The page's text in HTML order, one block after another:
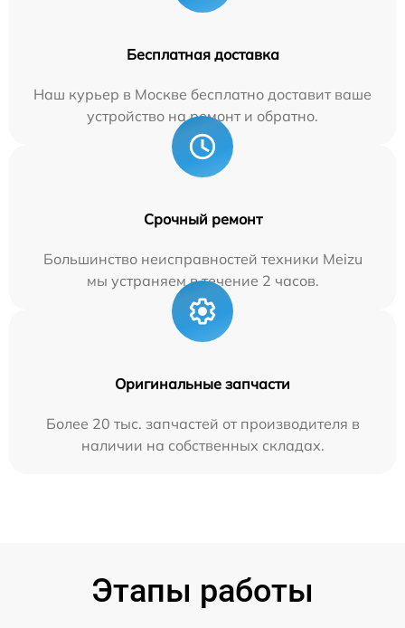
Бесплатная доставка
Наш курьер в Москве бесплатно доставит ваше
устройство на ремонт и обратно.
Срочный ремонт
Большинство неисправностей техники Meizu
мы устраняем в течение 2 часов.
Оригинальные запчасти
Более 20 тыс. запчастей от производителя в
наличии на собственных складах.
Этапы работы